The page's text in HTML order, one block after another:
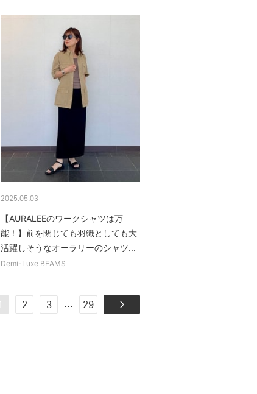
2025.05.03
【AURALEEのワークシャツは万
能！】前を閉じても羽織としても大
活躍しそうなオーラリーのシャツ...
Demi-Luxe BEAMS
2 3 ... 29